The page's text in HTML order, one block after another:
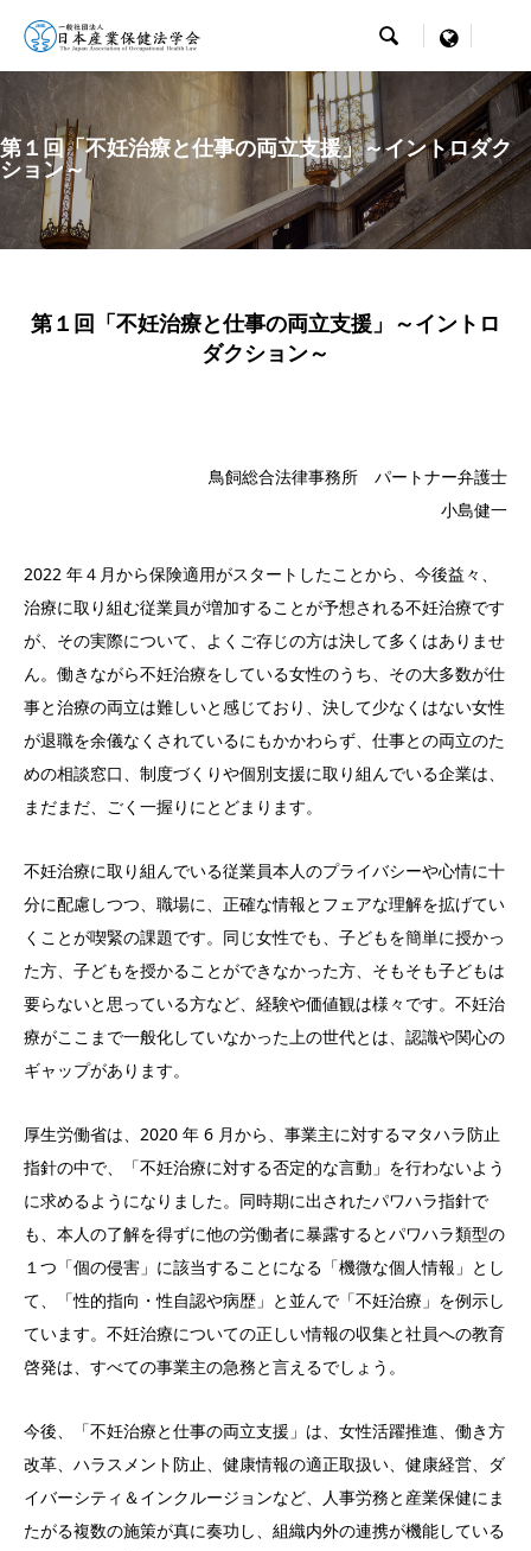

第１回「不妊治療と仕事の両立支援」～イントロダク
ション～
第１回「不妊治療と仕事の両立支援」～イントロ
ダクション～
鳥飼総合法律事務所 パートナー弁護士
小島健一
2022 年４月から保険適用がスタートしたことから、今後益々、
治療に取り組む従業員が増加することが予想される不妊治療です
が、その実際について、よくご存じの方は決して多くはありませ
ん。働きながら不妊治療をしている女性のうち、その大多数が仕
事と治療の両立は難しいと感じており、決して少なくはない女性
が退職を余儀なくされているにもかかわらず、仕事との両立のた
めの相談窓口、制度づくりや個別支援に取り組んでいる企業は、
まだまだ、ごく一握りにとどまります。
不妊治療に取り組んでいる従業員本人のプライバシーや心情に十
分に配慮しつつ、職場に、正確な情報とフェアな理解を拡げてい
くことが喫緊の課題です。同じ女性でも、子どもを簡単に授かっ
た方、子どもを授かることができなかった方、そもそも子どもは
要らないと思っている方など、経験や価値観は様々です。不妊治
療がここまで一般化していなかった上の世代とは、認識や関心の
ギャップがあります。
厚生労働省は、2020 年 6 月から、事業主に対するマタハラ防止
指針の中で、「不妊治療に対する否定的な言動」を行わないよう
に求めるようになりました。同時期に出されたパワハラ指針で
も、本人の了解を得ずに他の労働者に暴露するとパワハラ類型の
１つ「個の侵害」に該当することになる「機微な個人情報」とし
て、「性的指向・性自認や病歴」と並んで「不妊治療」を例示し
ています。不妊治療についての正しい情報の収集と社員への教育
啓発は、すべての事業主の急務と言えるでしょう。
今後、「不妊治療と仕事の両立支援」は、女性活躍推進、働き方
改革、ハラスメント防止、健康情報の適正取扱い、健康経営、ダ
イバーシティ＆インクルージョンなど、人事労務と産業保健にま
たがる複数の施策が真に奏功し、組織内外の連携が機能している